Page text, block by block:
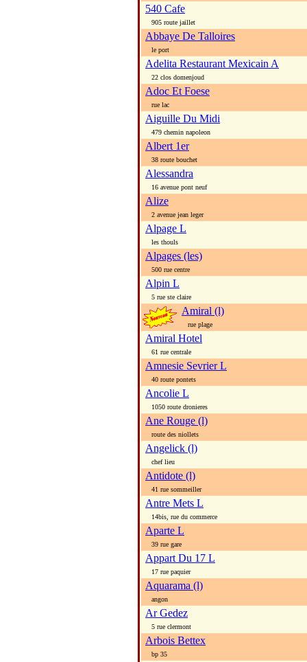
540 Cafe
905 route jaillet
Abbaye De Talloires
le port
Adelita Restaurant Mexicain A
22 clos domenjoud
Adoc Et Foese
rue lac
Aiguille Du Midi
479 chemin napoleon
Albert 1er
38 route bouchet
Alessandra
16 avenue pont neuf
Alize
2 avenue jean leger
Alpage L
les thouls
Alpages (les)
500 rue centre
Alpin L
5 rue ste claire
Amiral (l)
rue plage
Amiral Hotel
61 rue centrale
Amnesie Sevrier L
40 route pontets
Ancolie L
1050 route dronieres
Ane Rouge (l)
route des niollets
Angelick (l)
chef lieu
Antidote (l)
41 rue sommeiller
Antre Mets L
14bis, rue du commerce
Aparte L
39 rue gare
Appart Du 17 L
17 rue paquier
Aquarama (l)
angon
Ar Gedez
5 rue clermont
Arbois Bettex
bp 35